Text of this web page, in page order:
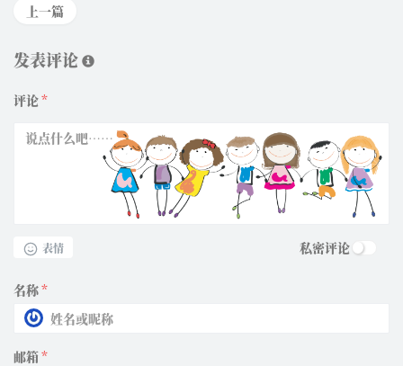
上一篇
发表评论
评论*
表情 私密评论
名称*
邮箱*